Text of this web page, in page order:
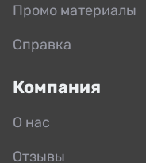
Промо материалы
Справка
Компания
О нас
Отзывы